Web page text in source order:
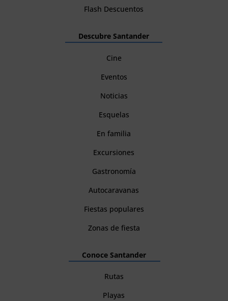
Flash Descuentos
Descubre Santander
Cine
Eventos
Noticias
Esquelas
En familia
Excursiones
Gastronomía
Autocaravanas
Fiestas populares
Zonas de fiesta
Conoce Santander
Rutas
Playas